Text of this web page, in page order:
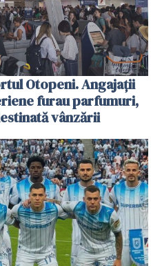
Otopeni. Angajații
furau parfumuri,
vânzării